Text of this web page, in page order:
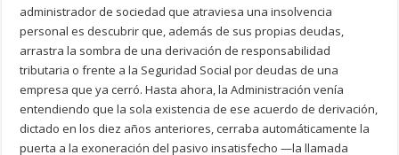
administrador de sociedad que atraviesa una insolvencia
personal es descubrir que, además de sus propias deudas,
arrastra la sombra de una derivación de responsabilidad
tributaria o frente a la Seguridad Social por deudas de una
empresa que ya cerró. Hasta ahora, la Administración venía
entendiendo que la sola existencia de ese acuerdo de derivación,
dictado en los diez años anteriores, cerraba automáticamente la
puerta a la exoneración del pasivo insatisfecho —la llamada